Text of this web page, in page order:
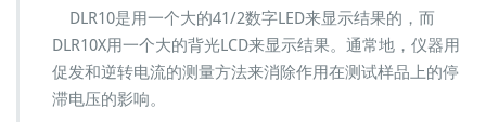
DLR10是用一个大的41/2数字LED来显示结果的，而
DLR10X用一个大的背光LCD来显示结果。通常地，仪器用
促发和逆转电流的测量方法来消除作用在测试样品上的停
滞电压的影响。